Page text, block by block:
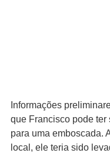
Informações
que Francisco pode ter
para uma emboscada.
local, ele teria sido